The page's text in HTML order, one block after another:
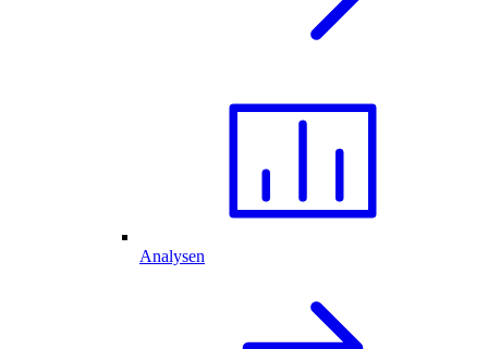
Analysen